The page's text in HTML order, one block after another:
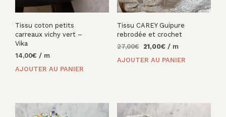
Tissu coton petits
carreaux vichy vert –
Vika
14,00€ / m
AJOUTER AU PANIER
Tissu CAREY Guipure
rebrodée et crochet
27,00€
Le
21,00€Le/ m
AJOUTER AU PANIER